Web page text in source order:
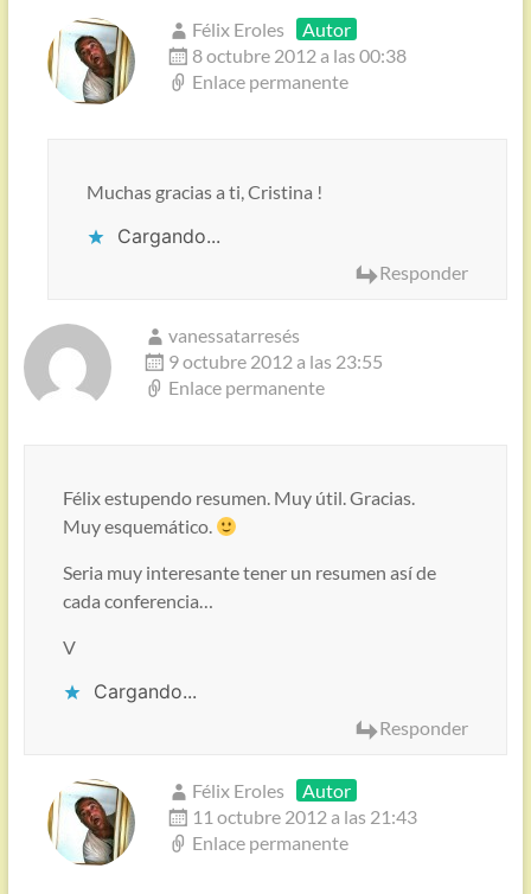
Félix Eroles
Autor
8 octubre 2012 a las 00:38
Enlace permanente
Muchas gracias a ti, Cristina !
Cargando...
Responder
vanessatarresés
9 octubre 2012 a las 23:55
Enlace permanente
Félix estupendo resumen. Muy útil. Gracias.
Muy esquemático.
Seria muy interesante tener un resumen así de
cada conferencia…
V
Cargando...
Responder
Félix Eroles
Autor
11 octubre 2012 a las 21:43
Enlace permanente